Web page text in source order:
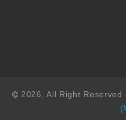
2026, All Right Reserved